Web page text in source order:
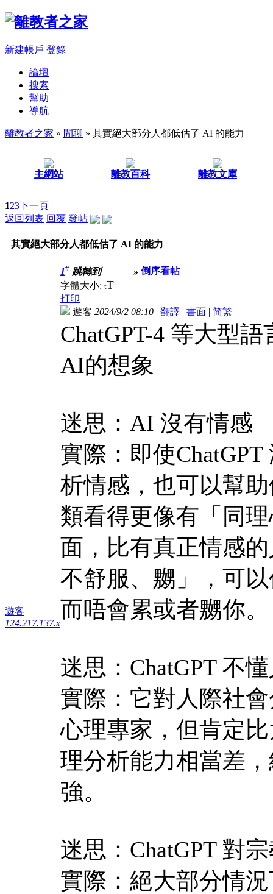
新建帳戶 登錄
論壇
搜索
幫助
導航
離教者之家 » 閒聊 » 其實絕大部分人都低估了 AI 的能力
主網站 離教百科 離教文庫
123下一頁
返回列表 回覆 發帖
其實絕大部分人都低估了 AI 的能力
遊客
124.217.137.x
1# 跳轉到 » 倒序看帖
字體大小: tT
打印
遊客 2024/9/2 08:10 | 翻譯 | 書面 | 简繁
ChatGPT-4 等大型
AI的想象
迷思：AI 沒有情感
實際：即使
析情感，也可以幫
類看得更像有「同
面，比有真正情感
不舒服、嬲」，可
而唔會累或者嬲你。
迷思：ChatGPT 不
實際：它對人際社
心理專家，但肯定
理分析能力相當差
強。
迷思：ChatGPT 對
實際：絕大部分情